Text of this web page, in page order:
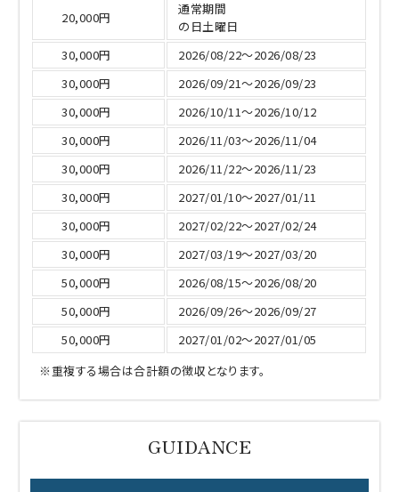
20,000円
通常期間
の日土曜日
30,000円
2026/08/22～2026/08/23
30,000円
2026/09/21～2026/09/23
30,000円
2026/10/11～2026/10/12
30,000円
2026/11/03～2026/11/04
30,000円
2026/11/22～2026/11/23
30,000円
2027/01/10～2027/01/11
30,000円
2027/02/22～2027/02/24
30,000円
2027/03/19～2027/03/20
50,000円
2026/08/15～2026/08/20
50,000円
2026/09/26～2026/09/27
50,000円
2027/01/02～2027/01/05
※重複する場合は合計額の徴収となります。